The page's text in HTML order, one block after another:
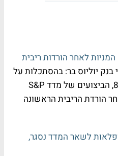
לאחר הורדות ריבית
בנק יוליוס בר: בהסתכלות על
נתונים מאז תחילת שנות ה-80, הביצועים של מדד S&P
לאחר הורדת הריבית הראשונה
לשאר המדד נסגר,